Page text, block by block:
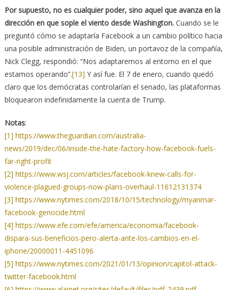
Por supuesto, no es cualquier poder, sino aquel que avanza en la
dirección en que sople el viento desde Washington.Cuando se le
preguntó cómo se adaptaría Facebook a un cambio político hacia
una posible administración de Biden, un portavoz de la compañía,
Nick Clegg, respondió: “Nos adaptaremos al entorno en el que
estamos operando”.[13] Y así fue. El 7 de enero, cuando quedó
claro que los demócratas controlarían el senado, las plataformas
bloquearon indefinidamente la cuenta de Trump.
Notas:
[1] https://www.theguardian.com/australia-
news/2019/dec/06/inside-the-hate-factory-how-facebook-fuels-
far-right-profit
[2] https://www.wsj.com/articles/facebook-knew-calls-for-
violence-plagued-groups-now-plans-overhaul-11612131374
[3] https://www.nytimes.com/2018/10/15/technology/myanmar-
facebook-genocide.html
[4] https://www.efe.com/efe/america/economia/facebook-
dispara-sus-beneficios-pero-alerta-ante-los-cambios-en-el-
iphone/20000011-4451096
[5] https://www.nytimes.com/2021/01/13/opinion/capitol-attack-
twitter-facebook.html